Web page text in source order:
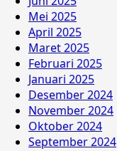
Mei 2025
April 2025
Maret 2025
Februari 2025
Januari 2025
Desember 2024
November 2024
Oktober 2024
September 2024